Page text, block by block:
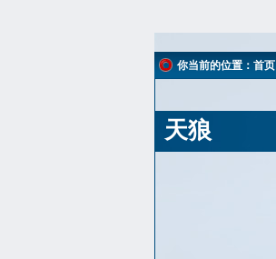
你当前的位置： 首页
天狼